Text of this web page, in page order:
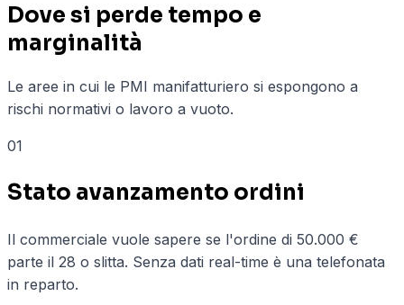
Dove si perde tempo e
marginalità
Le aree in cui le PMI manifatturiero si espongono a
rischi normativi o lavoro a vuoto.
01
Stato avanzamento ordini
Il commerciale vuole sapere se l'ordine di 50.000 €
parte il 28 o slitta. Senza dati real-time è una telefonata
in reparto.